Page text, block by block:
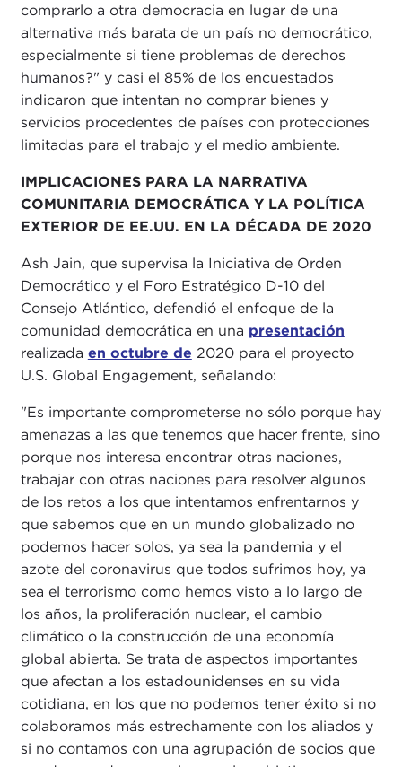
comprarlo a otra democracia en lugar de una
alternativa más barata de un país no democrático,
especialmente si tiene problemas de derechos
humanos?" y casi el 85% de los encuestados
indicaron que intentan no comprar bienes y
servicios procedentes de países con protecciones
limitadas para el trabajo y el medio ambiente.
IMPLICACIONES PARA LA NARRATIVA
COMUNITARIA DEMOCRÁTICA Y LA POLÍTICA
EXTERIOR DE EE.UU. EN LA DÉCADA DE 2020
Ash Jain, que supervisa la Iniciativa de Orden
Democrático y el Foro Estratégico D-10 del
Consejo Atlántico, defendió el enfoque de la
comunidad democrática en una presentación
realizada en octubre de 2020 para el proyecto
U.S. Global Engagement, señalando:
"Es importante comprometerse no sólo porque hay
amenazas a las que tenemos que hacer frente, sino
porque nos interesa encontrar otras naciones,
trabajar con otras naciones para resolver algunos
de los retos a los que intentamos enfrentarnos y
que sabemos que en un mundo globalizado no
podemos hacer solos, ya sea la pandemia y el
azote del coronavirus que todos sufrimos hoy, ya
sea el terrorismo como hemos visto a lo largo de
los años, la proliferación nuclear, el cambio
climático o la construcción de una economía
global abierta. Se trata de aspectos importantes
que afectan a los estadounidenses en su vida
cotidiana, en los que no podemos tener éxito si no
colaboramos más estrechamente con los aliados y
si no contamos con una agrupación de socios que